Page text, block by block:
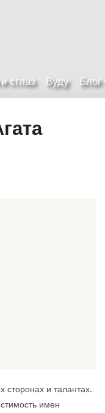
сглаз Вуду
сторонах и талантах.
имен